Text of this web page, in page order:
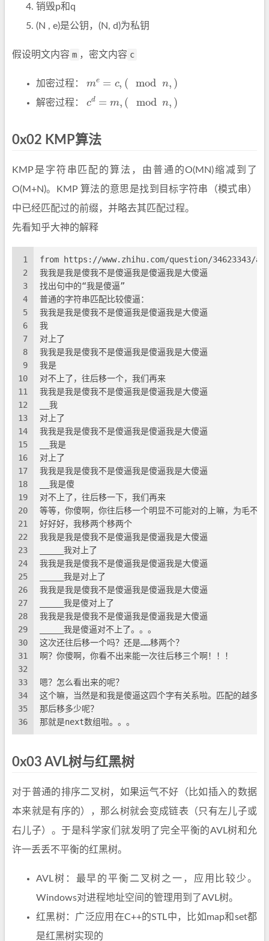
销毁p和q
(N , e)是公钥，(N, d)为私钥
假设明文内容 m ，密文内容 c
加密过程： e mod
解密过程： cd mod
0x02 KMP算法
KMP是字符串匹配的算法，由普通的O(MN)缩减到了
O(M+N)。KMP 算法的意思是找到目标字符串（模式串）
中已经匹配过的前缀，并略去其匹配过程。
先看知乎大神的解释
1
2
3
4
5
6
7
8
9
10
11
12
13
14
15
16
17
18
19
20
21
22
23
24
25
26
27
28
29
30
31
32
33
34
35
36
from https://www.zhihu.com/question/34623343/
我我是我是傻我不是傻逼我是傻逼我是大傻逼
找出句中的“我是傻逼”
普通的字符串匹配比较傻逼：
我我是我是傻我不是傻逼我是傻逼我是大傻逼
我
对上了
我我是我是傻我不是傻逼我是傻逼我是大傻逼
我是
对不上了，往后移一个，我们再来
我我是我是傻我不是傻逼我是傻逼我是大傻逼
__我
对上了
我我是我是傻我不是傻逼我是傻逼我是大傻逼
__我是
对上了
我我是我是傻我不是傻逼我是傻逼我是大傻逼
__我是傻
对不上了，往后移一下，我们再来
等等，你傻啊，你往后移一个明显不可能对的上嘛，为毛不
好好好，我移两个移两个
我我是我是傻我不是傻逼我是傻逼我是大傻逼
_____我对上了
我我是我是傻我不是傻逼我是傻逼我是大傻逼
_____我是对上了
我我是我是傻我不是傻逼我是傻逼我是大傻逼
_____我是傻对上了
我我是我是傻我不是傻逼我是傻逼我是大傻逼
_____我是傻逼对不上了。。。
这次还往后移一个吗？还是……移两个？
啊？你傻啊，你看不出来能一次往后移三个啊！！！
嗯？怎么看出来的呢？
这个嘛，当然是和我是傻逼这四个字有关系啦。匹配的越多
那后移多少呢？
那就是next数组啦。。。
0x03 AVL树与红黑树
对于普通的排序二叉树，如果运气不好（比如插入的数据
本来就是有序的），那么树就会变成链表（只有左儿子或
右儿子）。于是科学家们就发明了完全平衡的AVL树和允
许一丢丢不平衡的红黑树。
AVL树：最早的平衡二叉树之一，应用比较少。
Windows对进程地址空间的管理用到了AVL树。
红黑树：广泛应用在C++的STL中，比如map和set都
是红黑树实现的